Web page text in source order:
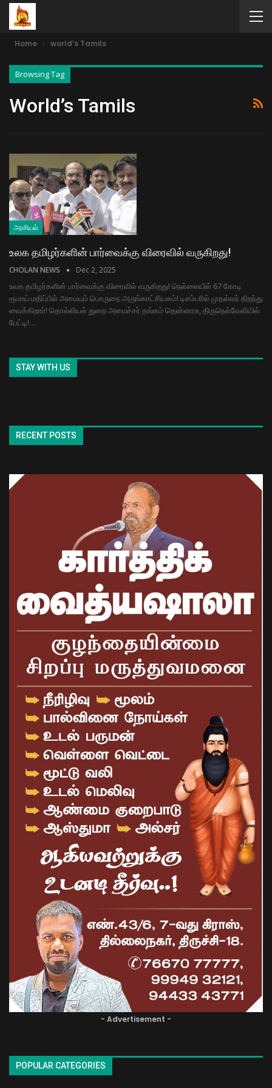
Home world’s Tamils
Browsing Tag
World’s Tamils
அரசியல்
உலக தமிழர்களின் பார்வைக்கு விரைவில் வருகிறது!
CHOLAN NEWS Dec 2, 2025
உலக தமிழர்களின் பார்வைக்கு விரைவில் வருகிறது! நெல்லையில் 67 கோடி
ரூபாய் மதிப்பில் அமையும் பொருநை அருங்காட்சியகம்! டிசம்பரில் முதல்வர் திறந்து
வைக்கிறார்! தொல்லியல் துறை அமைச்சர் தங்கம் தென்னரசு, திருநெல்வேலியில்
பேட்டி!…
STAY WITH US
RECENT POSTS
- Advertisement -
POPULAR CATEGORIES